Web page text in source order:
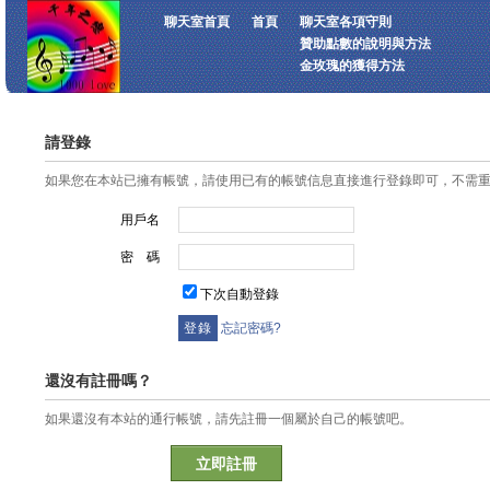
聊天室首頁 首頁
聊天室各項守則
贊助點數的說明與方法
金玫瑰的獲得方法
請登錄
如果您在本站已擁有帳號，請使用已有的帳號信息直接進行登錄即可，不需
用戶名
密 碼
下次自動登錄
忘記密碼?
還沒有註冊嗎？
如果還沒有本站的通行帳號，請先註冊一個屬於自己的帳號吧。
立即註冊